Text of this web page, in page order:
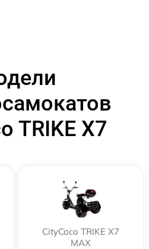
TRIKE X7
CityCoco TRIKE X7
MAX